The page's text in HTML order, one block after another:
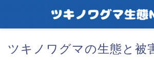
ツキノワグマの生態と被